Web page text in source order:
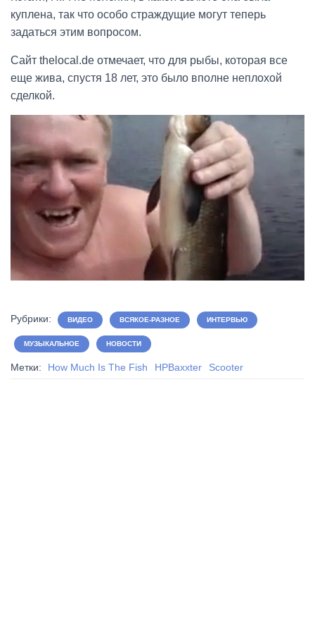
куплена, так что особо страждущие могут теперь
задаться этим вопросом.
Сайт thelocal.de отмечает, что для рыбы, которая все
еще жива, спустя 18 лет, это было вполне неплохой
сделкой.
Рубрики: ВИДЕО ВСЯКОЕ-РАЗНОЕ ИНТЕРВЬЮ
МУЗЫКАЛЬНОЕ НОВОСТИ
Метки: How Much Is The Fish HPBaxxter Scooter